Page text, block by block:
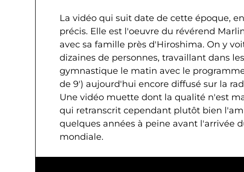
La vidéo qui suit date de cette époque,
précis. Elle est l'oeuvre du révérend
avec sa famille près d'Hiroshima. On y
dizaines de personnes, travaillant dans
gymnastique le matin avec le
de 9') aujourd'hui encore diffusé sur la
Une vidéo muette dont la qualité n'est
qui retranscrit cependant plutôt bien
quelques années à peine avant l'arrivée
mondiale.